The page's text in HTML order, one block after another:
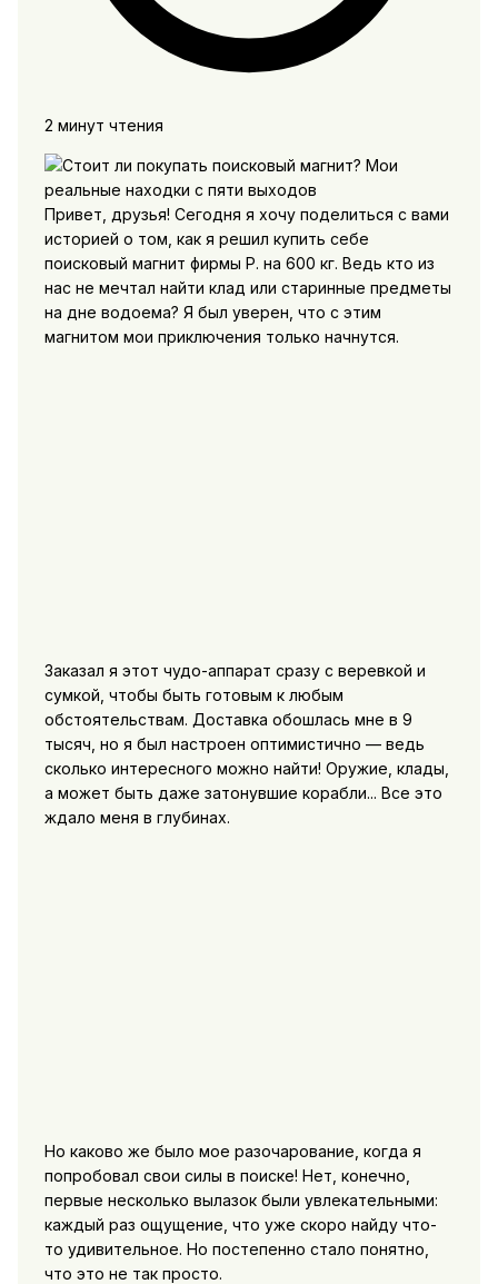
2 минут чтения
Привет, друзья! Сегодня я хочу поделиться с вами
историей о том, как я решил купить себе
поисковый магнит фирмы Р. на 600 кг. Ведь кто из
нас не мечтал найти клад или старинные предметы
на дне водоема? Я был уверен, что с этим
магнитом мои приключения только начнутся.
Заказал я этот чудо-аппарат сразу с веревкой и
сумкой, чтобы быть готовым к любым
обстоятельствам. Доставка обошлась мне в 9
тысяч, но я был настроен оптимистично — ведь
сколько интересного можно найти! Оружие, клады,
а может быть даже затонувшие корабли... Все это
ждало меня в глубинах.
Но каково же было мое разочарование, когда я
попробовал свои силы в поиске! Нет, конечно,
первые несколько вылазок были увлекательными:
каждый раз ощущение, что уже скоро найду что-
то удивительное. Но постепенно стало понятно,
что это не так просто.